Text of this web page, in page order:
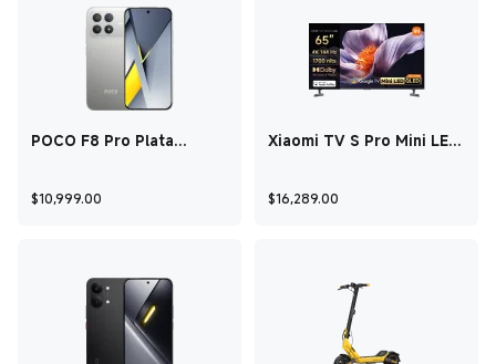
POCO F8 Pro Plata
$10,999.00 Current Price $10,999
Xiaomi TV S Pro Mini LED
$16,289.00